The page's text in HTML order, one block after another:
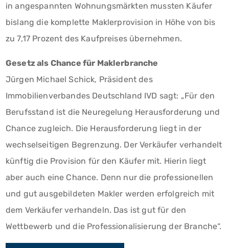
in angespannten Wohnungsmärkten mussten Käufer
bislang die komplette Maklerprovision in Höhe von bis
zu 7,17 Prozent des Kaufpreises übernehmen.
Gesetz als Chance für Maklerbranche
Jürgen Michael Schick, Präsident des
Immobilienverbandes Deutschland IVD sagt: „Für den
Berufsstand ist die Neuregelung Herausforderung und
Chance zugleich. Die Herausforderung liegt in der
wechselseitigen Begrenzung. Der Verkäufer verhandelt
künftig die Provision für den Käufer mit. Hierin liegt
aber auch eine Chance. Denn nur die professionellen
und gut ausgebildeten Makler werden erfolgreich mit
dem Verkäufer verhandeln. Das ist gut für den
Wettbewerb und die Professionalisierung der Branche“.